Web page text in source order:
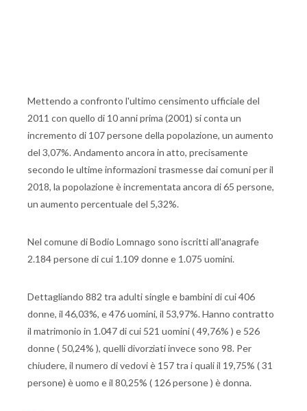
Mettendo a confronto l'ultimo censimento ufficiale del
2011 con quello di 10 anni prima (2001) si conta un
incremento di 107 persone della popolazione, un aumento
del 3,07%. Andamento ancora in atto, precisamente
secondo le ultime informazioni trasmesse dai comuni per il
2018, la popolazione è incrementata ancora di 65 persone,
un aumento percentuale del 5,32%.
Nel comune di Bodio Lomnago sono iscritti all'anagrafe
2.184 persone di cui 1.109 donne e 1.075 uomini.
Dettagliando 882 tra adulti single e bambini di cui 406
donne, il 46,03%, e 476 uomini, il 53,97%. Hanno contratto
il matrimonio in 1.047 di cui 521 uomini ( 49,76% ) e 526
donne ( 50,24% ), quelli divorziati invece sono 98. Per
chiudere, il numero di vedovi è 157 tra i quali il 19,75% ( 31
persone) è uomo e il 80,25% ( 126 persone ) è donna.